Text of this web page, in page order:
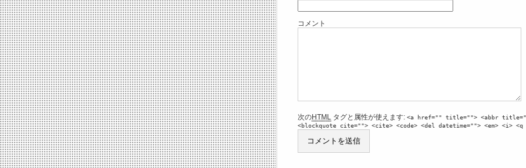
コメント
次のHTML タグと属性が使えます: <a href="" title=""> <abbr
<blockquote cite=""> <cite> <code> <del datetime=""> <em> <i>